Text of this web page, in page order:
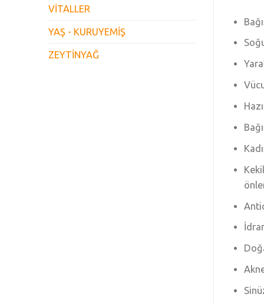
VİTALLER
YAŞ - KURUYEMİŞ
ZEYTİNYAĞ